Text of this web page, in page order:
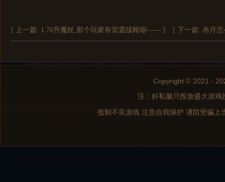
[ 上一篇: 1.76升魔杖,那个玩家有雷霆战靴嘭—— ] [ 下一篇: 赤月
Copyright © 2021 -
注：好私服只投放盛大游
抵制不良游戏 注意自我保护 谨防受骗